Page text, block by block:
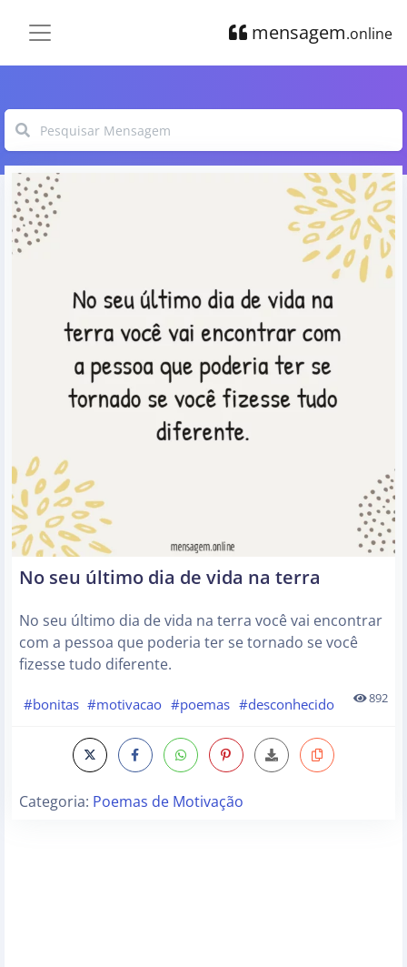
mensagem.online
No seu último dia de vida na terra
No seu último dia de vida na terra você vai encontrar
com a pessoa que poderia ter se tornado se você
fizesse tudo diferente.
#bonitas #motivacao #poemas #desconhecido 892
Categoria: Poemas de Motivação